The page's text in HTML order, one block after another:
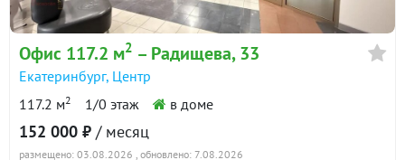
Офис 117.2 м2 – Радищева, 33
Екатеринбург, Центр
117.2 м2 1/0 этаж в доме
152 000 ₽ / месяц
размещено: 03.08.2026 , обновлено: 7.08.2026